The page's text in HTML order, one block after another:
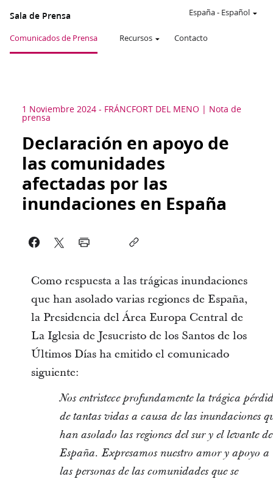
Sala de Prensa
Comunicados de Prensa Recursos Contacto
España- Español
1 Noviembre 2024 - FRÁNCFORT DEL MENO Nota de
prensa
Declaración en apoyo de
las comunidades
afectadas por las
inundaciones en España
Como respuesta a las trágicas inundaciones
que han asolado varias regiones de España,
la Presidencia del Área Europa Central de
La Iglesia de Jesucristo de los Santos de los
Últimos Días ha emitido el comunicado
siguiente:
Nos entristece profundamente la trágica
de tantas vidas a causa de las inundaciones
han asolado las regiones del sur y el levante de
España. Expresamos nuestro amor y apoyo a
las personas de las comunidades que se